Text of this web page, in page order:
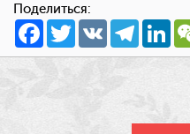
Поделиться:
Facebook
TwitterVK